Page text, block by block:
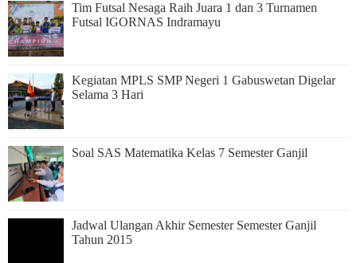
Tim Futsal Nesaga Raih Juara 1 dan 3 Turnamen
Futsal IGORNAS Indramayu
Kegiatan MPLS SMP Negeri 1 Gabuswetan Digelar
Selama 3 Hari
Soal SAS Matematika Kelas 7 Semester Ganjil
Jadwal Ulangan Akhir Semester Semester Ganjil
Tahun 2015